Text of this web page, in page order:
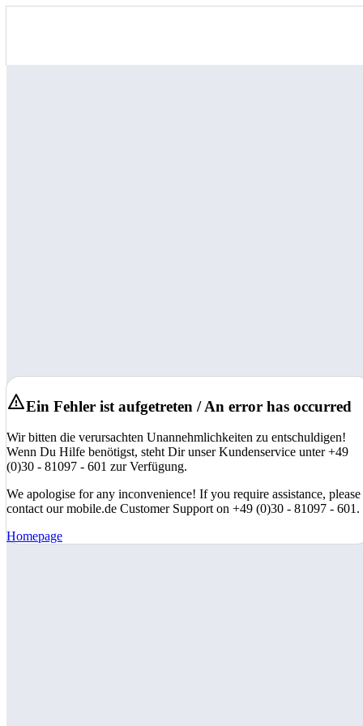
Ein Fehler ist aufgetreten / An error has occurred
Wir bitten die verursachten Unannehmlichkeiten zu entschuldigen!
Wenn Du Hilfe benötigst, steht Dir unser Kundenservice unter +49
(0)30 - 81097 - 601 zur Verfügung.
We apologise for any inconvenience! If you require assistance, please
contact our mobile.de Customer Support on +49 (0)30 - 81097 - 601.
Homepage